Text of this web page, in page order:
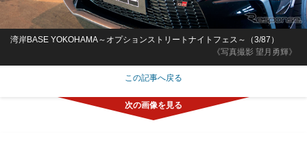
《写真撮影 望月勇輝》
湾岸BASE YOKOHAMA～オプションストリートナイトフェス～（3/87）
この記事へ戻る